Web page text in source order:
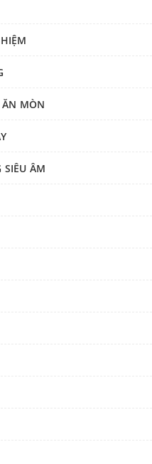
ĂN MÒN
SIÊU ÂM